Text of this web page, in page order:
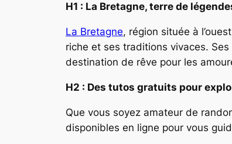
H1 : La Bretagne, terre de
La Bretagne, région située à
riche et ses traditions vivaces.
destination de rêve pour les
H2 : Des tutos gratuits pour
Que vous soyez amateur de
disponibles en ligne pour vous